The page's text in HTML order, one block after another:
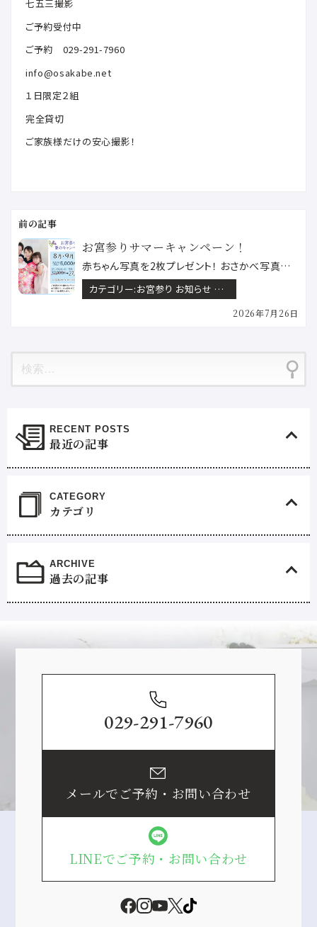
七五三撮影
ご予約受付中
ご予約 029-291-7960
info@osakabe.net
１日限定２組
完全貸切
ご家族様だけの安心撮影！
お宮参りサマーキャンペーン！
赤ちゃん写真を2枚プレゼント！ おさかべ写真館でございます。《８月・９月 限定＜お宮参り夏のキャンペ…
カテゴリー:お宮参り お知らせ フェア&キャンペーン 水戸八幡宮ロケーション撮影
2026年7月26日
最近の記事
カテゴリ
過去の記事
Contact
029-291-7960
メールでご予約・お問い合わせ
LINEでご予約・お問い合わせ